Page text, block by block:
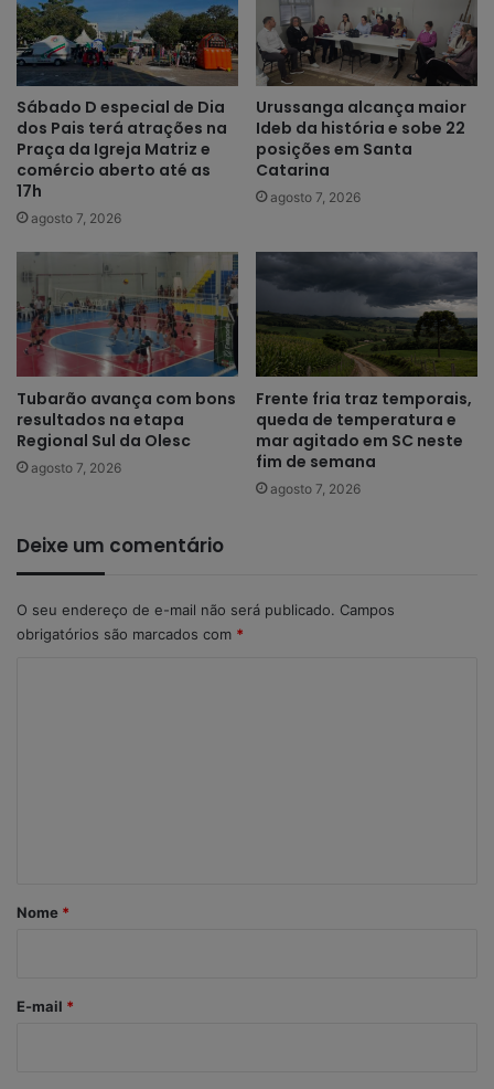
Sábado D especial de Dia
dos Pais terá atrações na
Praça da Igreja Matriz e
comércio aberto até as
17h
agosto 7, 2026
Urussanga alcança maior
Ideb da história e sobe 22
posições em Santa
Catarina
agosto 7, 2026
Tubarão avança com bons
resultados na etapa
Regional Sul da Olesc
agosto 7, 2026
Frente fria traz temporais,
queda de temperatura e
mar agitado em SC neste
fim de semana
agosto 7, 2026
Deixe um comentário
O seu endereço de e-mail não será publicado. Campos
obrigatórios são marcados com *
r
*
Nome *
E-mail *